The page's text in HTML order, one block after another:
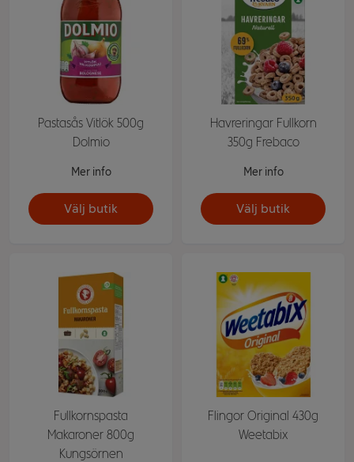
Pastasås Vitlök 500g
Dolmio
Mer info
Välj butik
Havreringar Fullkorn
350g Frebaco
Mer info
Välj butik
Fullkornspasta
Makaroner 800g
Kungsörnen
Flingor Original 430g
Weetabix